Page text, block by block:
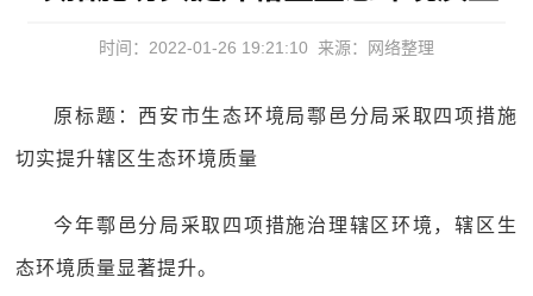
时间：2022-01-26 19:21:10 来源：网络整理
原标题：西安市生态环境局鄠邑分局采取四项措施
切实提升辖区生态环境质量
今年鄠邑分局采取四项措施治理辖区环境，辖区生
态环境质量显著提升。